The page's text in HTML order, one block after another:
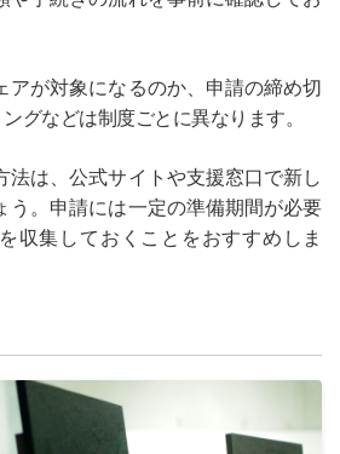
アが対象になるのか、申請の締め切
グなどは制度ごとに異なります。
法は、公式サイトや支援窓口で新し
う。申請には一定の準備期間が必要
収集しておくことをおすすめしま